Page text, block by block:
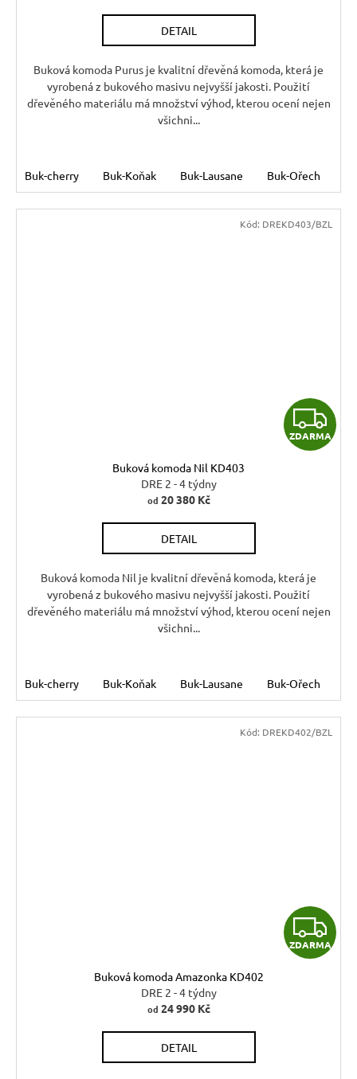
DETAIL
Buková komoda Purus je kvalitní dřevěná komoda, která je
vyrobená z bukového masivu nejvyšší jakosti. Použití
dřevěného materiálu má množství výhod, kterou ocení nejen
všichni...
Buk-cherry Buk-Koňak Buk-Lausane Buk-Ořech
Z
D
ZDARMA
Buková komoda Nil KD403
DRE 2 - 4 týdny
od 20 380 Kč
DETAIL
Buková komoda Nil je kvalitní dřevěná komoda, která je
vyrobená z bukového masivu nejvyšší jakosti. Použití
dřevěného materiálu má množství výhod, kterou ocení nejen
všichni...
Buk-cherry Buk-Koňak Buk-Lausane Buk-Ořech
Kód: DREKD403/BZL
Z
D
ZDARMA
Buková komoda Amazonka KD402
DRE 2 - 4 týdny
od 24 990 Kč
DETAIL
Kód: DREKD402/BZL